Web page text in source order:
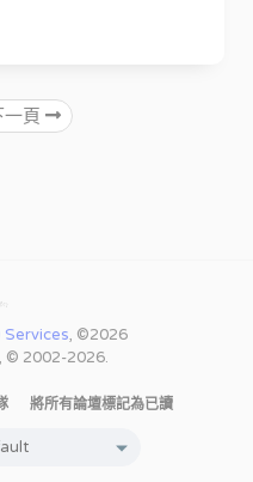
一頁
Services, ©2026
, © 2002-2026.
將所有論壇標記為已讀